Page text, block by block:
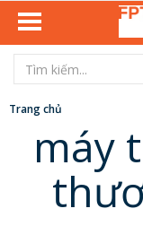
Trang chủ
máy